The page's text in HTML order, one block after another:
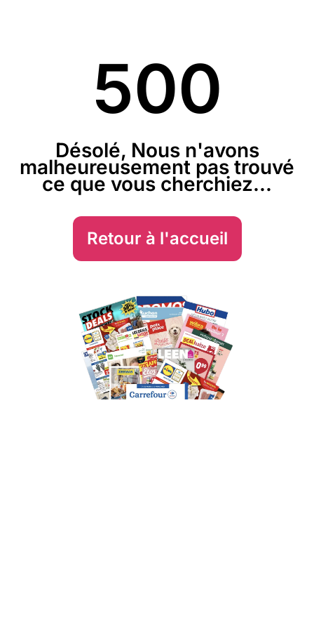
500
Désolé, Nous n'avons
malheureusement pas trouvé
ce que vous cherchiez...
Retour à l'accueil